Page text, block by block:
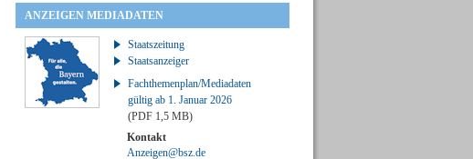
ANZEIGEN MEDIADATEN
Staatszeitung
Staatsanzeiger
Fachthemenplan/Mediadaten
gültig ab 1. Januar 2026
(PDF 1,5 MB)
Kontakt
Anzeigen@bsz.de